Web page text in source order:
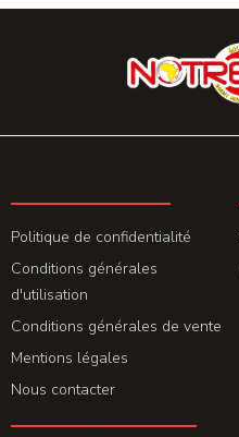
Politique de confidentialité
Conditions générales
d'utilisation
Conditions générales de vente
Mentions légales
Nous contacter